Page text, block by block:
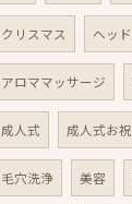
クリスマス ヘッ
アロママッサージ
成人式 成人式お
毛穴洗浄 美容